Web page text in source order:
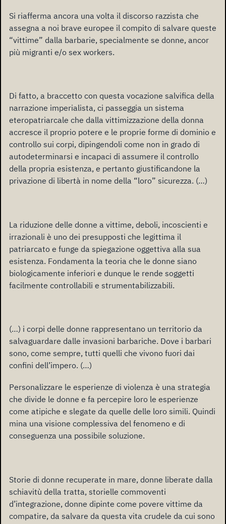
Si riafferma ancora una volta il discorso razzista che
assegna a noi brave europee il compito di salvare queste
“vittime” dalla barbarie, specialmente se donne, ancor
più migranti e/o sex workers.
Di fatto, a braccetto con questa vocazione salvifica della
narrazione imperialista, ci passeggia un sistema
eteropatriarcale che dalla vittimizzazione della donna
accresce il proprio potere e le proprie forme di dominio e
controllo sui corpi, dipingendoli come non in grado di
autodeterminarsi e incapaci di assumere il controllo
della propria esistenza, e pertanto giustificandone la
privazione di libertà in nome della “loro” sicurezza. (…)
La riduzione delle donne a vittime, deboli, incoscienti e
irrazionali è uno dei presupposti che legittima il
patriarcato e funge da spiegazione oggettiva alla sua
esistenza. Fondamenta la teoria che le donne siano
biologicamente inferiori e dunque le rende soggetti
facilmente controllabili e strumentabilizzabili.
(…) i corpi delle donne rappresentano un territorio da
salvaguardare dalle invasioni barbariche. Dove i barbari
sono, come sempre, tutti quelli che vivono fuori dai
confini dell’impero. (…)
Personalizzare le esperienze di violenza è una strategia
che divide le donne e fa percepire loro le esperienze
come atipiche e slegate da quelle delle loro simili. Quindi
mina una visione complessiva del fenomeno e di
conseguenza una possibile soluzione.
Storie di donne recuperate in mare, donne liberate dalla
schiavitù della tratta, storielle commoventi
d’integrazione, donne dipinte come povere vittime da
compatire, da salvare da questa vita crudele da cui sono